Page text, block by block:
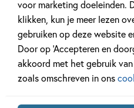
voor marketing doeleinden.
klikken, kun je meer lezen
gebruiken op deze website
Door op ‘Accepteren en
akkoord met het gebruik
zoals omschreven in ons
Gerelateerde
Achtergrond